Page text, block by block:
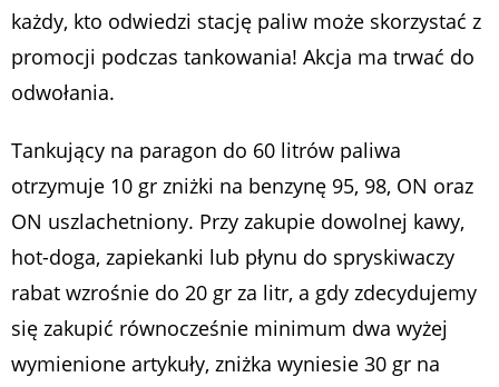
każdy, kto odwiedzi stację paliw może skorzystać z
promocji podczas tankowania! Akcja ma trwać do
odwołania.
Tankujący na paragon do 60 litrów paliwa
otrzymuje 10 gr zniżki na benzynę 95, 98, ON oraz
ON uszlachetniony. Przy zakupie dowolnej kawy,
hot-doga, zapiekanki lub płynu do spryskiwaczy
rabat wzrośnie do 20 gr za litr, a gdy zdecydujemy
się zakupić równocześnie minimum dwa wyżej
wymienione artykuły, zniżka wyniesie 30 gr na